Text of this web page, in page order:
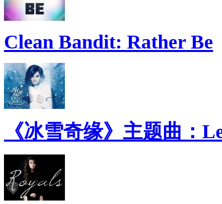
Clean Bandit: Rather Be
《冰雪奇缘》主题曲：